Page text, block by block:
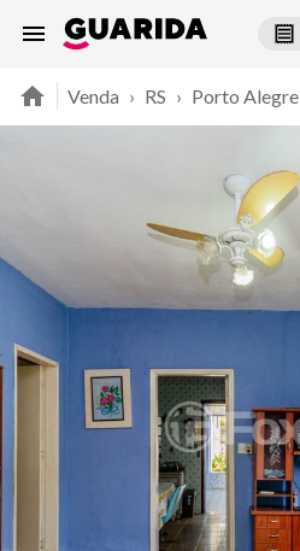
Venda › RS › Porto Alegre